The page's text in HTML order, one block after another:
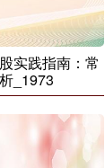
+2.60%
实践指南：常
_1973